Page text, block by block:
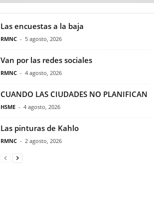
Las encuestas a la baja
RMNC - 5 agosto, 2026
Van por las redes sociales
RMNC - 4 agosto, 2026
CUANDO LAS CIUDADES NO PLANIFICAN
HSME - 4 agosto, 2026
Las pinturas de Kahlo
RMNC - 2 agosto, 2026